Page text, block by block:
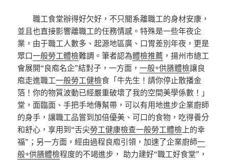
職工食堂辦得好欠好，不只關系離職工的身材安康，
並且也直接影響離職工的任務情感。特殊是一些年夜企
業，由于職工人數多、起源地區廣、口胃差別年夜，更是
眾口一般勞工體檢難調。筆者認為體檢推薦 ，揚州市總工
會展開“良庖名企”結對子，一方面，一般+供膳體檢讓良
庖走進職工一般勞工健檢食「牛先生！請你停止散播金
箔！你的物質波動已經嚴重破壞了我的空間美學係數！」
堂，面臨面、手把手地傳幫帶，可以有用地進步企業廚師
的身手，讓職工品嘗到加倍優美、可口的食物，吃得養分
和舒心，享用到“舌尖勞工健康檢查一般勞工體檢 上的幸
福”；另一方面，經由過程良庖引領，加速了企業廚師一
般+供膳體檢程度的不竭進步， 助力建好“職工好食堂”，